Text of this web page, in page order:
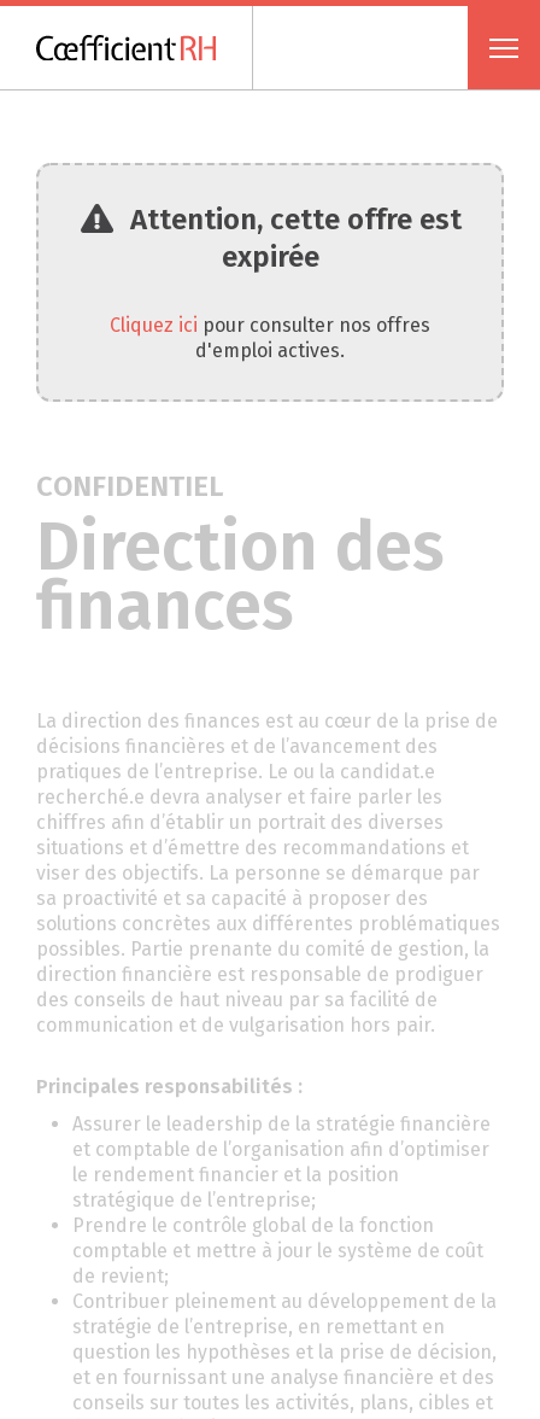
Attention, cette offre est
expirée
Cliquez ici pour consulter nos offres
d'emploi actives.
CONFIDENTIEL
Direction des
finances
La direction des finances est au cœur de la prise de
décisions financières et de l’avancement des
pratiques de l’entreprise. Le ou la candidat.e
recherché.e devra analyser et faire parler les
chiffres afin d’établir un portrait des diverses
situations et d’émettre des recommandations et
viser des objectifs. La personne se démarque par
sa proactivité et sa capacité à proposer des
solutions concrètes aux différentes problématiques
possibles. Partie prenante du comité de gestion, la
direction financière est responsable de prodiguer
des conseils de haut niveau par sa facilité de
communication et de vulgarisation hors pair.
Principales responsabilités :
Assurer le leadership de la stratégie financière
et comptable de l’organisation afin d’optimiser
le rendement financier et la position
stratégique de l’entreprise;
Prendre le contrôle global de la fonction
comptable et mettre à jour le système de coût
de revient;
Contribuer pleinement au développement de la
stratégie de l’entreprise, en remettant en
question les hypothèses et la prise de décision,
et en fournissant une analyse financière et des
conseils sur toutes les activités, plans, cibles et